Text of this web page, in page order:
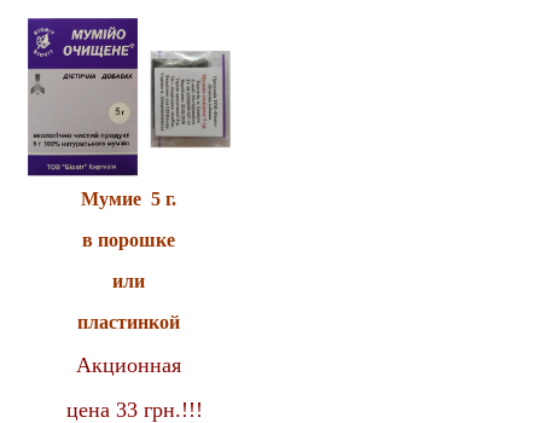
Мумие 5 г.
в порошке
или
пластинкой
Акционная
цена 33 грн.!!!